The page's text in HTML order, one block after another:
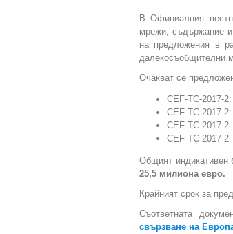
В Официалния
мрежи, съдържание и
на предложения в
далекосъобщителни
Очакват се
CEF-TC-2017-
CEF-TC-2017-
CEF-TC-2017-
CEF-TC-2017-
Общият индикативен
25,5 милиона евро.
Крайният срок за
Съответната
свързване на